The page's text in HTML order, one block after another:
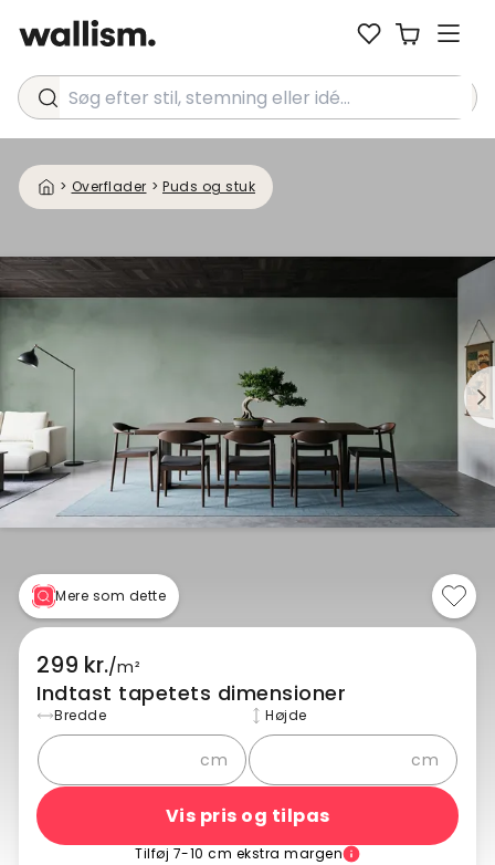
Søg efter stil, stemning eller idé...
> Overflader > Puds og stuk
Mere som dette
299 kr./m²
Indtast tapetets dimensioner
Bredde
cm
Højde
cm
Vis pris og tilpas
Tilføj 7-10 cm ekstra margen